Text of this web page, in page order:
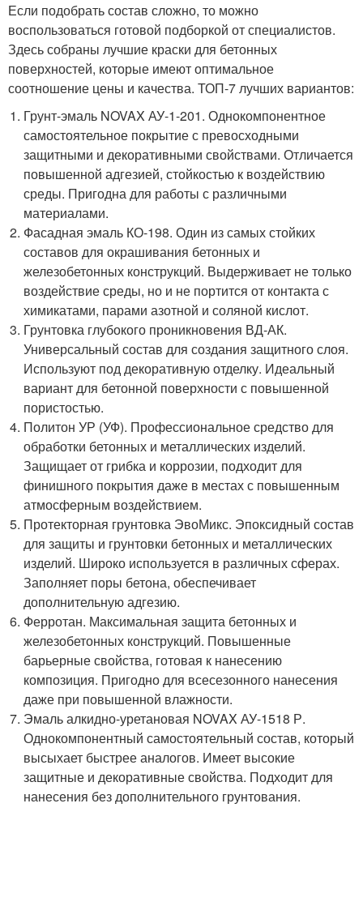
Если подобрать состав сложно, то можно
воспользоваться готовой подборкой от специалистов.
Здесь собраны лучшие краски для бетонных
поверхностей, которые имеют оптимальное
соотношение цены и качества. ТОП-7 лучших вариантов:
Грунт-эмаль NOVAX АУ-1-201. Однокомпонентное
самостоятельное покрытие с превосходными
защитными и декоративными свойствами. Отличается
повышенной адгезией, стойкостью к воздействию
среды. Пригодна для работы с различными
материалами.
Фасадная эмаль КО-198. Один из самых стойких
составов для окрашивания бетонных и
железобетонных конструкций. Выдерживает не только
воздействие среды, но и не портится от контакта с
химикатами, парами азотной и соляной кислот.
Грунтовка глубокого проникновения ВД-АК.
Универсальный состав для создания защитного слоя.
Используют под декоративную отделку. Идеальный
вариант для бетонной поверхности с повышенной
пористостью.
Политон УР (УФ). Профессиональное средство для
обработки бетонных и металлических изделий.
Защищает от грибка и коррозии, подходит для
финишного покрытия даже в местах с повышенным
атмосферным воздействием.
Протекторная грунтовка ЭвоМикс. Эпоксидный состав
для защиты и грунтовки бетонных и металлических
изделий. Широко используется в различных сферах.
Заполняет поры бетона, обеспечивает
дополнительную адгезию.
Ферротан. Максимальная защита бетонных и
железобетонных конструкций. Повышенные
барьерные свойства, готовая к нанесению
композиция. Пригодно для всесезонного нанесения
даже при повышенной влажности.
Эмаль алкидно-уретановая NOVAX АУ-1518 Р.
Однокомпонентный самостоятельный состав, который
высыхает быстрее аналогов. Имеет высокие
защитные и декоративные свойства. Подходит для
нанесения без дополнительного грунтования.